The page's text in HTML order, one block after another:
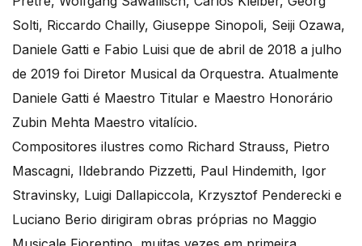
Solti, Riccardo Chailly, Giuseppe Sinopoli, Seiji Ozawa,
Daniele Gatti e Fabio Luisi que de abril de 2018 a julho
de 2019 foi Diretor Musical da Orquestra. Atualmente
Daniele Gatti é Maestro Titular e Maestro Honorário
Zubin Mehta Maestro vitalício.
Compositores ilustres como Richard Strauss, Pietro
Mascagni, Ildebrando Pizzetti, Paul Hindemith, Igor
Stravinsky, Luigi Dallapiccola, Krzysztof Penderecki e
Luciano Berio dirigiram obras próprias no Maggio